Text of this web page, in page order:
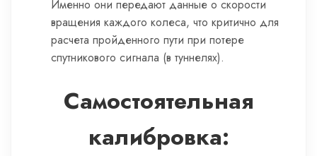
Именно они передают данные о скорости
вращения каждого колеса, что критично для
расчета пройденного пути при потере
спутникового сигнала (в туннелях).
Самостоятельная
калибровка: